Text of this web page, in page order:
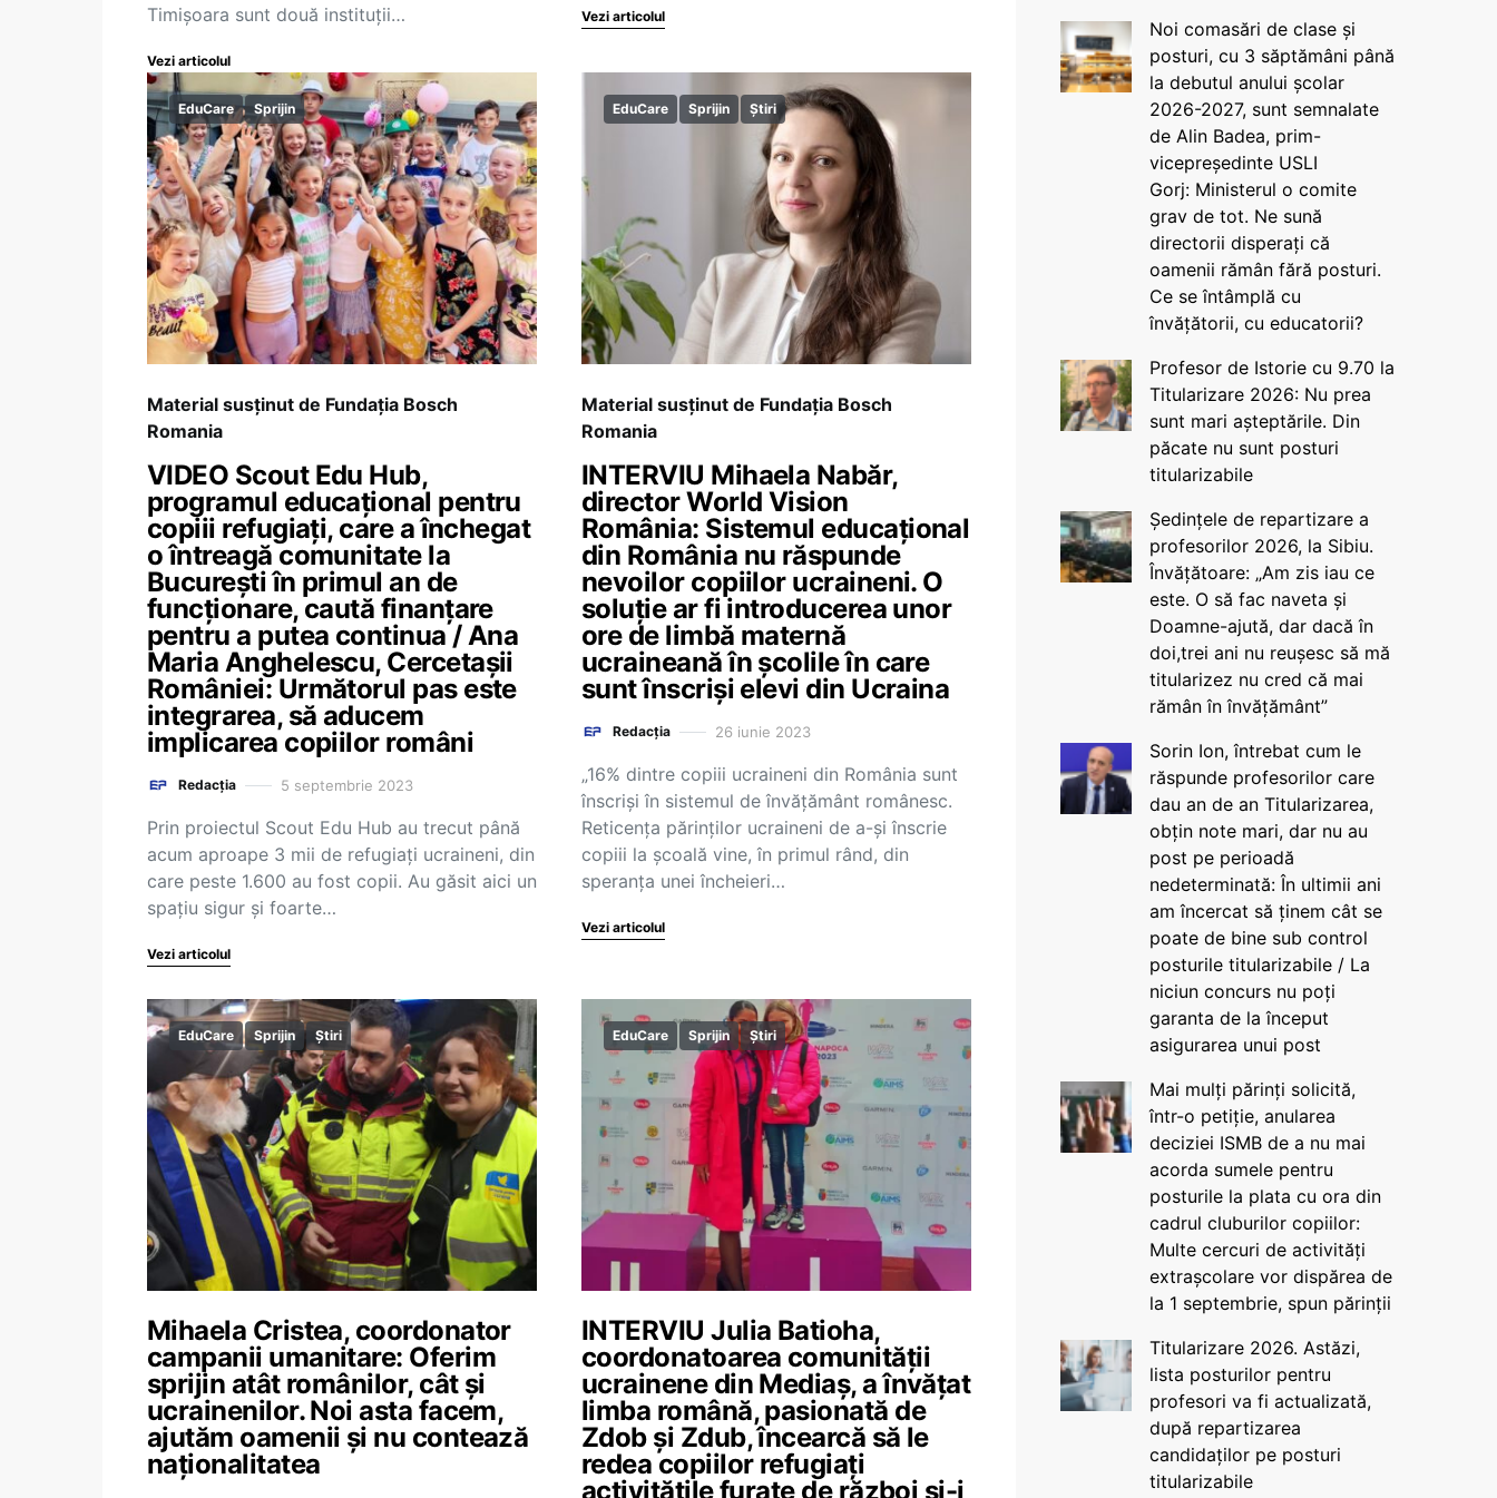
Timișoara sunt două instituții…
Vezi articolul
Vezi articolul
EduCare Sprijin
Material susținut de Fundația Bosch
Romania
VIDEO Scout Edu Hub,
programul educațional pentru
copiii refugiați, care a închegat
o întreagă comunitate la
București în primul an de
funcționare, caută finanțare
pentru a putea continua / Ana
Maria Anghelescu, Cercetașii
României: Următorul pas este
integrarea, să aducem
implicarea copiilor români
Redacția 5 septembrie 2023
Prin proiectul Scout Edu Hub au trecut până
acum aproape 3 mii de refugiați ucraineni, din
care peste 1.600 au fost copii. Au găsit aici un
spațiu sigur și foarte…
Vezi articolul
EduCare Sprijin Știri
Material susținut de Fundația Bosch
Romania
INTERVIU Mihaela Nabăr,
director World Vision
România: Sistemul educațional
din România nu răspunde
nevoilor copiilor ucraineni. O
soluție ar fi introducerea unor
ore de limbă maternă
ucraineană în școlile în care
sunt înscriși elevi din Ucraina
Redacția 26 iunie 2023
„16% dintre copiii ucraineni din România sunt
înscrişi în sistemul de învăţământ românesc.
Reticenţa părinților ucraineni de a-şi înscrie
copiii la şcoală vine, în primul rând, din
speranţa unei încheieri…
Vezi articolul
EduCare Sprijin Știri
Mihaela Cristea, coordonator
campanii umanitare: Oferim
sprijin atât românilor, cât și
ucrainenilor. Noi asta facem,
ajutăm oamenii și nu contează
naționalitatea
EduCare Sprijin Știri
INTERVIU Julia Batioha,
coordonatoarea comunității
ucrainene din Mediaș, a învățat
limba română, pasionată de
Zdob și Zdub, încearcă să le
redea copiilor refugiați
activitățile furate de război și-i
Noi comasări de clase și
posturi, cu 3 săptămâni până
la debutul anului școlar
2026-2027, sunt semnalate
de Alin Badea, prim-
vicepreședinte USLI
Gorj: Ministerul o comite
grav de tot. Ne sună
directorii disperați că
oamenii rămân fără posturi.
Ce se întâmplă cu
învățătorii, cu educatorii?
Profesor de Istorie cu 9.70 la
Titularizare 2026: Nu prea
sunt mari așteptările. Din
păcate nu sunt posturi
titularizabile
Ședințele de repartizare a
profesorilor 2026, la Sibiu.
Învățătoare: „Am zis iau ce
este. O să fac naveta și
Doamne-ajută, dar dacă în
doi,trei ani nu reușesc să mă
titularizez nu cred că mai
rămân în învățământ”
Sorin Ion, întrebat cum le
răspunde profesorilor care
dau an de an Titularizarea,
obțin note mari, dar nu au
post pe perioadă
nedeterminată: În ultimii ani
am încercat să ținem cât se
poate de bine sub control
posturile titularizabile / La
niciun concurs nu poți
garanta de la început
asigurarea unui post
Mai mulți părinți solicită,
într-o petiție, anularea
deciziei ISMB de a nu mai
acorda sumele pentru
posturile la plata cu ora din
cadrul cluburilor copiilor:
Multe cercuri de activități
extrașcolare vor dispărea de
la 1 septembrie, spun părinții
Titularizare 2026. Astăzi,
lista posturilor pentru
profesori va fi actualizată,
după repartizarea
candidaților pe posturi
titularizabile